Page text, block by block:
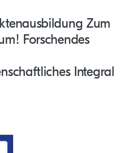
Zum
Forschendes
Integral